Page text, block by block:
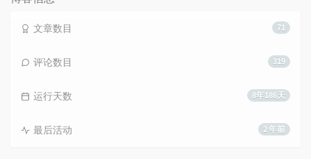
71
文章数目
319
评论数目
8年186天
运行天数
2 年前
最后活动